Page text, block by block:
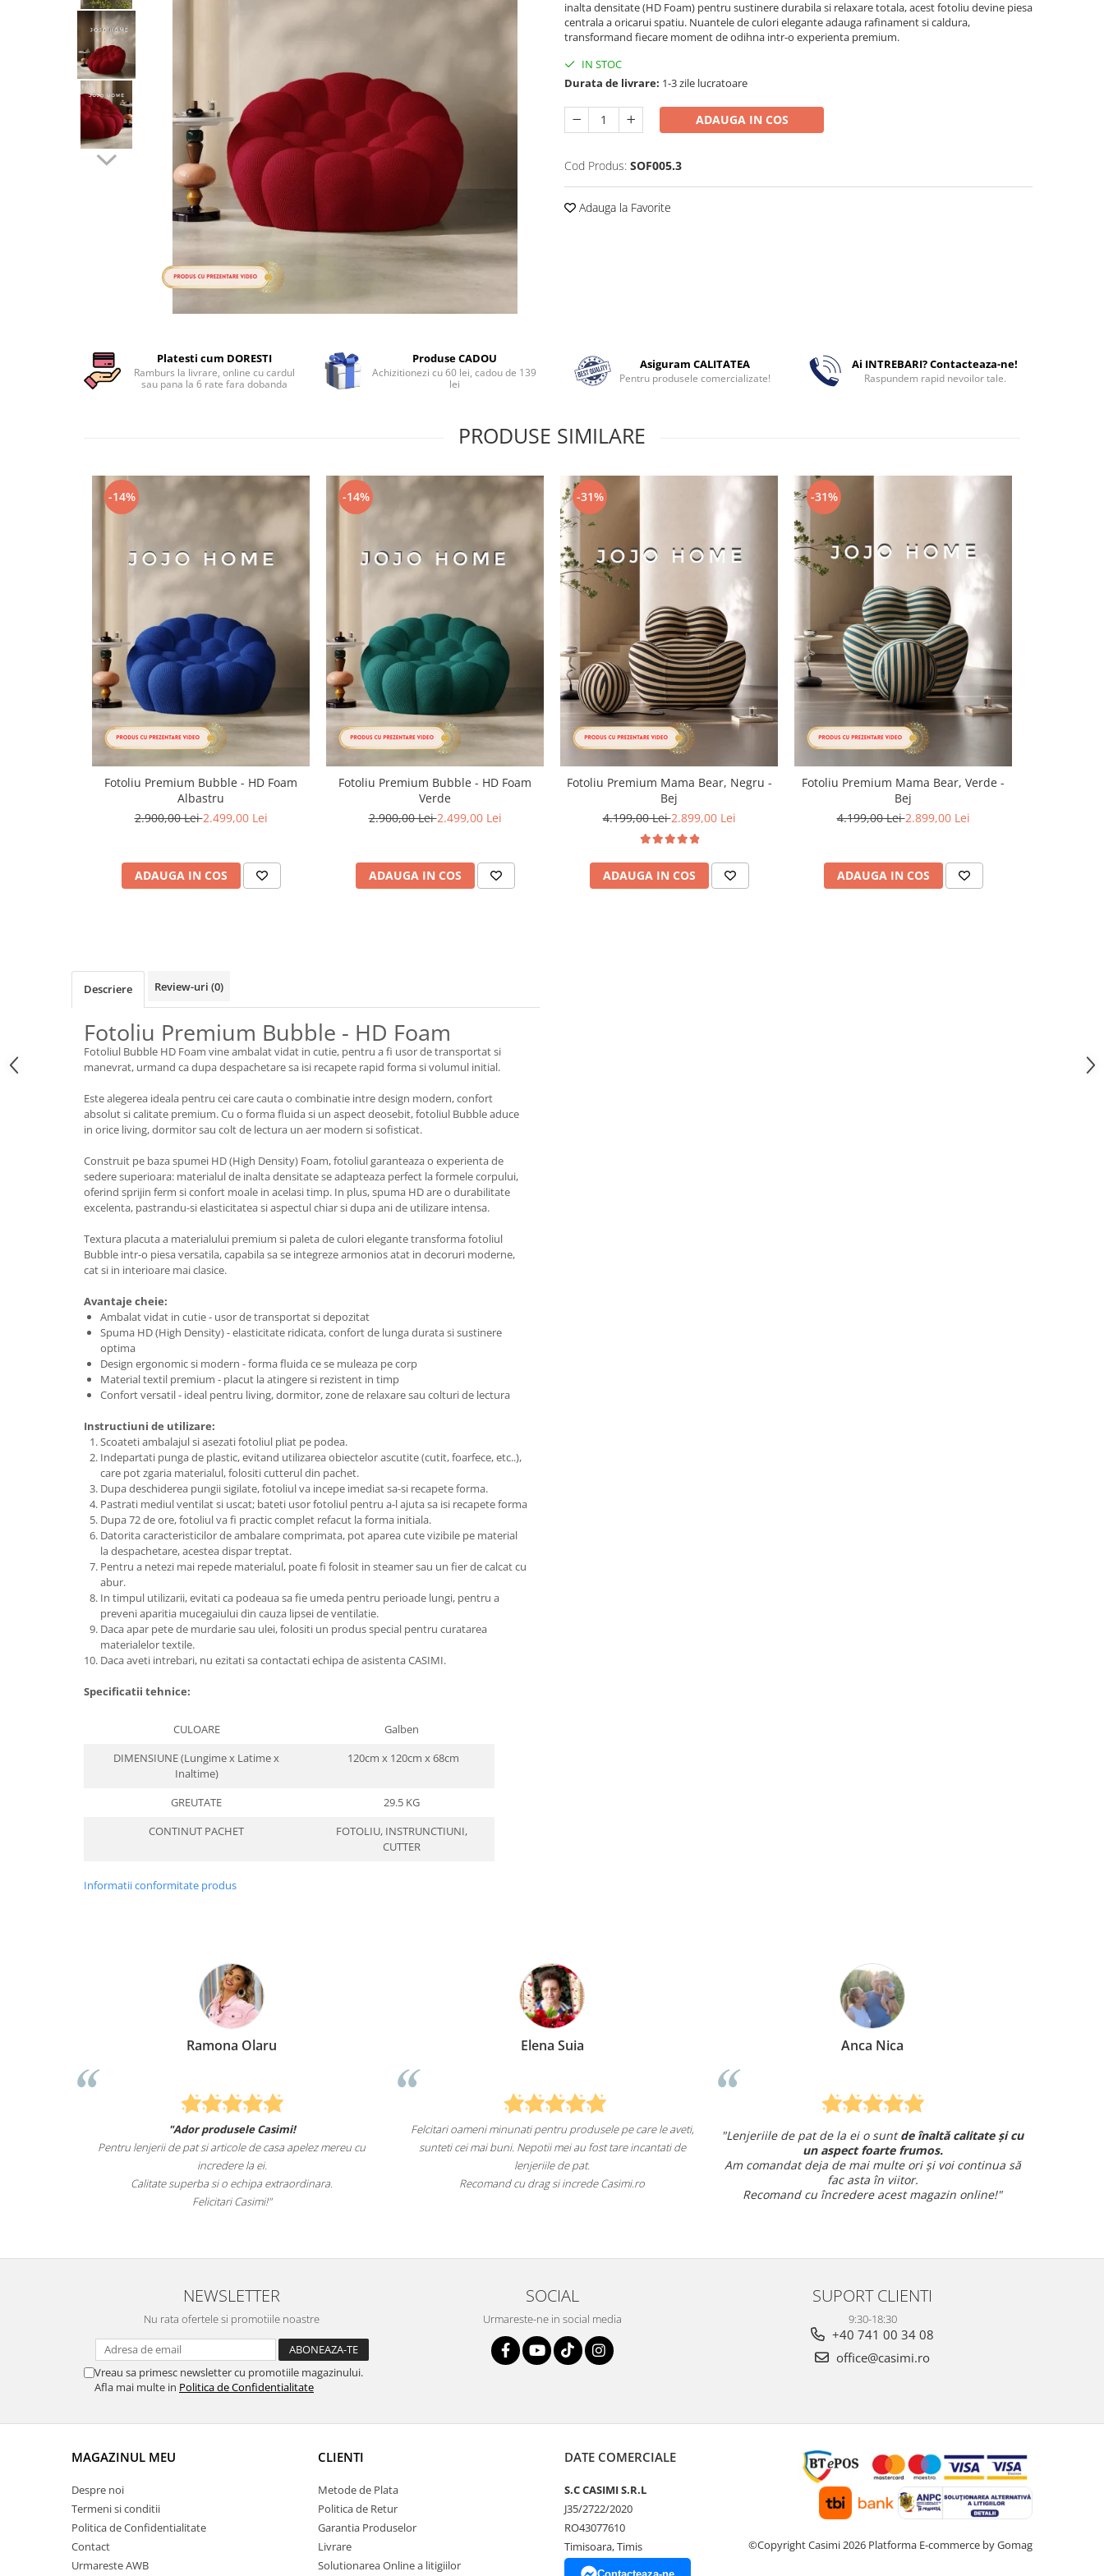
Cearceaf cu elastic
Cearceaf normal
Lenjerii De Pat Creponate
Lenjerii De Pat Bumbac Poplin 2
Lenjerii De Pat Bumbac Poplin,
Matlasate, 2 Persoane
Lenjerii De Pat Bumbac Satinat 2
Lenjerii De Pat, Finet Premium 3D,
Artificiala De Iepure, 6 Piese, 2
Set Lenjerie Pat Blanita Iepure, 6
Pilota / Cuvertura Inclusa
Set Lenjerie De Pat Jacquard Regal,
11 Piese, Cuvertura Inclusa
Lenjerii De Pat, Finet Premium, 1
Lenjerii De Pat, Imprimeu 3D, 1
Facebook
inalta densitate (HD Foam) pentru sustinere durabila si relaxare totala, acest fotoliu devine piesa
centrala a oricarui spatiu. Nuantele de culori elegante adauga rafinament si caldura,
transformand fiecare moment de odihna intr-o experienta premium.
IN STOC
Durata de livrare: 1-3 zile lucratoare
ADAUGA IN COS
Cod Produs: SOF005.3
Adauga la Favorite
Platesti cum DORESTI
Ramburs la livrare, online cu cardul
sau pana la 6 rate fara dobanda
Produse CADOU
Achizitionezi cu 60 lei, cadou de 139
lei
Asiguram CALITATEA
Pentru produsele comercializate!
Ai INTREBARI? Contacteaza-ne!
Raspundem rapid nevoilor tale.
PRODUSE SIMILARE
-14%
Fotoliu Premium Bubble - HD Foam
Albastru
2.900,00 Lei2.499,00 Lei
ADAUGA IN COS
-14%
Fotoliu Premium Bubble - HD Foam
Verde
2.900,00 Lei2.499,00 Lei
ADAUGA IN COS
-31%
Fotoliu Premium Mama Bear, Negru -
Bej
4.199,00 Lei2.899,00 Lei
ADAUGA IN COS
-31%
Fotoliu Premium Mama Bear, Verde -
Bej
4.199,00 Lei2.899,00 Lei
ADAUGA IN COS
Descriere Review-uri (0)
Fotoliu Premium Bubble - HD Foam
Fotoliul Bubble HD Foam vine ambalat vidat in cutie, pentru a fi usor de transportat si
manevrat, urmand ca dupa despachetare sa isi recapete rapid forma si volumul initial.
Este alegerea ideala pentru cei care cauta o combinatie intre design modern, confort
absolut si calitate premium. Cu o forma fluida si un aspect deosebit, fotoliul Bubble aduce
in orice living, dormitor sau colt de lectura un aer modern si sofisticat.
Construit pe baza spumei HD (High Density) Foam, fotoliul garanteaza o experienta de
sedere superioara: materialul de inalta densitate se adapteaza perfect la formele corpului,
oferind sprijin ferm si confort moale in acelasi timp. In plus, spuma HD are o durabilitate
excelenta, pastrandu-si elasticitatea si aspectul chiar si dupa ani de utilizare intensa.
Textura placuta a materialului premium si paleta de culori elegante transforma fotoliul
Bubble intr-o piesa versatila, capabila sa se integreze armonios atat in decoruri moderne,
cat si in interioare mai clasice.
Avantaje cheie:
Ambalat vidat in cutie - usor de transportat si depozitat
Spuma HD (High Density) - elasticitate ridicata, confort de lunga durata si sustinere
optima
Design ergonomic si modern - forma fluida ce se muleaza pe corp
Material textil premium - placut la atingere si rezistent in timp
Confort versatil - ideal pentru living, dormitor, zone de relaxare sau colturi de lectura
Instructiuni de utilizare:
Scoateti ambalajul si asezati fotoliul pliat pe podea.
Indepartati punga de plastic, evitand utilizarea obiectelor ascutite (cutit, foarfece, etc..),
care pot zgaria materialul, folositi cutterul din pachet.
Dupa deschiderea pungii sigilate, fotoliul va incepe imediat sa-si recapete forma.
Pastrati mediul ventilat si uscat; bateti usor fotoliul pentru a-l ajuta sa isi recapete forma
Dupa 72 de ore, fotoliul va fi practic complet refacut la forma initiala.
Datorita caracteristicilor de ambalare comprimata, pot aparea cute vizibile pe material
la despachetare, acestea dispar treptat.
Pentru a netezi mai repede materialul, poate fi folosit in steamer sau un fier de calcat cu
abur.
In timpul utilizarii, evitati ca podeaua sa fie umeda pentru perioade lungi, pentru a
preveni aparitia mucegaiului din cauza lipsei de ventilatie.
Daca apar pete de murdarie sau ulei, folositi un produs special pentru curatarea
materialelor textile.
Daca aveti intrebari, nu ezitati sa contactati echipa de asistenta CASIMI.
Specificatii tehnice:
CULOARE
Galben
DIMENSIUNE (Lungime x Latime x
Inaltime)
120cm x 120cm x 68cm
GREUTATE
29.5 KG
CONTINUT PACHET
FOTOLIU, INSTRUNCTIUNI,
CUTTER
Informatii conformitate produs
Elena Suia
Felcitari oameni minunati pentru produsele pe care le aveti,
sunteti cei mai buni. Nepotii mei au fost tare incantati de
lenjeriile de pat.
Recomand cu drag si increde Casimi.ro
Anca Nica
"Lenjeriile de pat de la ei o suntde înaltă calitate și cu
un aspect foarte frumos.
Am comandat deja de mai multe ori și voi continua să
fac asta în viitor.
Recomand cu încredere acest magazin online!"
Mirela Vermesan
Am comandat o lenjerie de pat pentru cadou
și am avut o întrebare șiam primit un răspuns rapid și
amabil.
Sunt foarte mulțumită!
NEWSLETTER
Nu rata ofertele si promotiile noastre
Vreau sa primesc newsletter cu promotiile magazinului.
Afla mai multe in Politica de Confidentialitate
SOCIAL
Urmareste-ne in social media
SUPORT CLIENTI
9:30-18:30
+40 741 00 34 08
office@casimi.ro
MAGAZINUL MEU
Despre noi
Termeni si conditii
Politica de Confidentialitate
Contact
Urmareste AWB
CLIENTI
Metode de Plata
Politica de Retur
Garantia Produselor
Livrare
Solutionarea Online a litigiilor
DATE COMERCIALE
S.C CASIMI S.R.L
J35/2722/2020
RO43077610
Timisoara, Timis
©Copyright Casimi 2026 Platforma E-commerce by Gomag